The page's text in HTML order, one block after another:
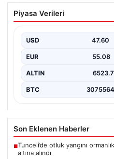
DAP Yapı’dan bir ilk!
güvencesi Dap
Piyasa Verileri
USD 47.60
EUR 55.08
ALTIN 6523.7
BTC 3075564
Son Eklenen Haberler
■Tunceli’de otluk yangını
altına alındı